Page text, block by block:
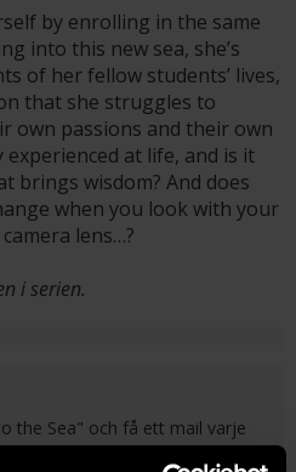
by enrolling in the same
into this new sea, she’s
of her fellow students’ lives,
that she struggles to
own passions and their own
experienced at life, and is it
brings wisdom? And does
when you look with your
lens…?
i serien.
the Sea" och få ett mail varje
för beställning.